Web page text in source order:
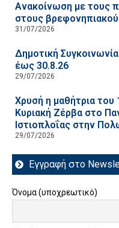
Ανακοίνωση με τους
στους
31/07/2026
Δημοτική
έως 30.8.26
29/07/2026
Χρυσή η μαθήτρια του
Κυριακή Ζέρβα στο
Ιστιοπλοΐας στην
29/07/2026
Εγγραφή στο
Όνομα (υποχρεωτικό)